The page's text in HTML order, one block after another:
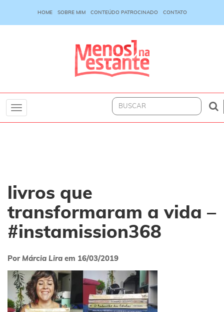
HOME SOBRE MIM CONTEÚDO PATROCINADO CONTATO
Toggle
livros que
transformaram a vida –
#instamission368
Por Márcia Lira em 16/03/2019